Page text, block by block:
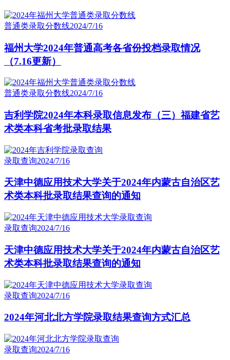
普通类录取分数线2024/7/16
福州大学2024年普通高考各省份投档录取情况
（7.16更新）
普通类录取分数线2024/7/16
吉利学院2024年本科录取信息发布（三）福建省艺
术类本科省考批录取结果
录取查询2024/7/16
天津中德应用技术大学关于2024年内蒙古自治区艺
术类本科批录取结果查询的通知
录取查询2024/7/16
天津中德应用技术大学关于2024年内蒙古自治区艺
术类本科批录取结果查询的通知
录取查询2024/7/16
2024年河北北方学院录取结果查询方式汇总
录取查询2024/7/16